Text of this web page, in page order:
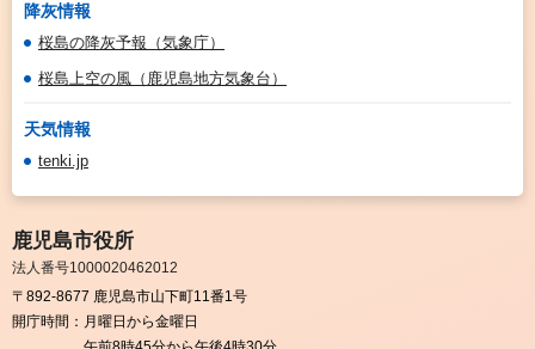
降灰情報
桜島の降灰予報（気象庁）
桜島上空の風（鹿児島地方気象台）
天気情報
tenki.jp
鹿児島市役所
法人番号1000020462012
〒892-8677 鹿児島市山下町11番1号
開庁時間： 月曜日から金曜日